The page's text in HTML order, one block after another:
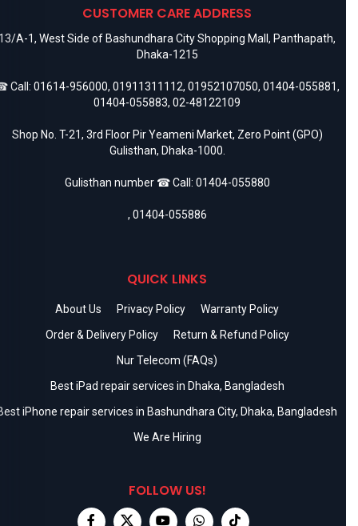
CUSTOMER CARE ADDRESS
A-1, West Side of Bashundhara City Shopping Mall, Panthapath,
Dhaka-1215
Call: 01614-956000, 01911311112, 01952107050, 01404-055881,
01404-055883, 02-48122109
Shop No. T-21, 3rd Floor Pir Yeameni Market, Zero Point (GPO)
Gulisthan, Dhaka-1000.
Gulisthan number ☎ Call: 01404-055880
, 01404-055886
QUICK LINKS
About Us Privacy Policy
Warranty Policy
Order & Delivery Policy
Return & Refund Policy
Nur Telecom (FAQs)
Best iPad repair services in Dhaka, Bangladesh
iPhone repair services in Bashundhara City, Dhaka, Bangladesh
We Are Hiring
FOLLOW US!